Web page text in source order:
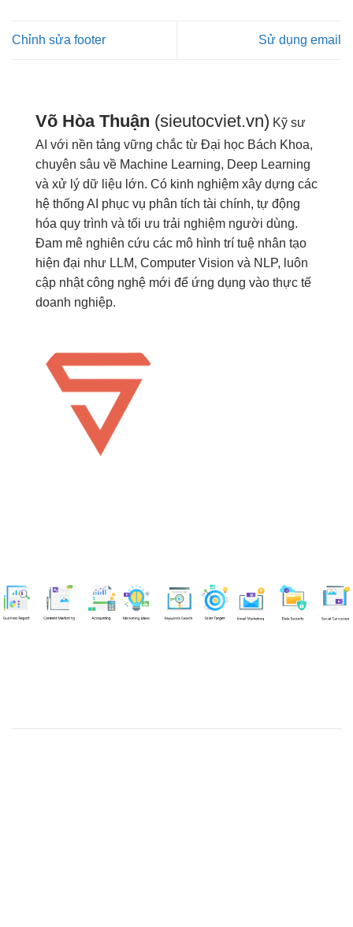
Chỉnh sửa footer Sử dụng email
Võ Hòa Thuận (sieutocviet.vn) Kỹ sư
AI với nền tảng vững chắc từ Đại học Bách Khoa,
chuyên sâu về Machine Learning, Deep Learning
và xử lý dữ liệu lớn. Có kinh nghiệm xây dựng các
hệ thống AI phục vụ phân tích tài chính, tự động
hóa quy trình và tối ưu trải nghiệm người dùng.
Đam mê nghiên cứu các mô hình trí tuệ nhân tạo
hiện đại như LLM, Computer Vision và NLP, luôn
cập nhật công nghệ mới để ứng dụng vào thực tế
doanh nghiệp.